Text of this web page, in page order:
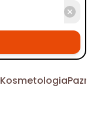
Kosmetologia